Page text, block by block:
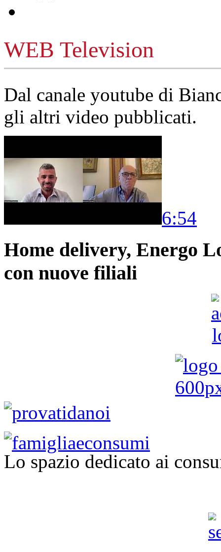
WEB Television
Dal canale youtube di
gli altri video pubblicati.
6:54
Home delivery, Energo
con nuove filiali
Lo spazio dedicato ai